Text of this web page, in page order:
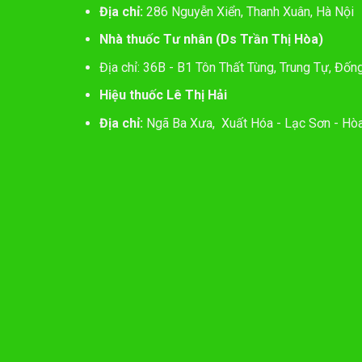
Địa chỉ:286 Nguyễn Xiển, Thanh Xuân, Hà Nội
Nhà thuốc Tư nhân (Ds Trần Thị Hòa)
Địa chỉ: 36B - B1 Tôn Thất Tùng, Trung Tự,
Hiệu thuốc Lê Thị Hải
Địa chỉ: Ngã Ba Xưa, Xuất Hóa - Lạc Sơn -